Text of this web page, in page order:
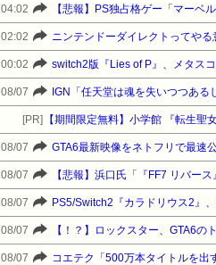
04:02 【悲報】PS独占格ゲー「マーベ
02:02 ニンテンドーダイレクトってやる
00:02 switch2版『Lies of P』、メタス
08/07 IGN「任天堂は魂を失いつつある
[PR] 【期間限定無料】小学館 『転生
08/07 GTA6最新映像をネトフリで最
08/07 【悲報】浜口氏「『FF7 リバー
08/07 PS5/Switch2『カラドリウス2』、
08/07 【！？】ロックスター、GTA6
08/07 コエテク「500万本タイトルを出